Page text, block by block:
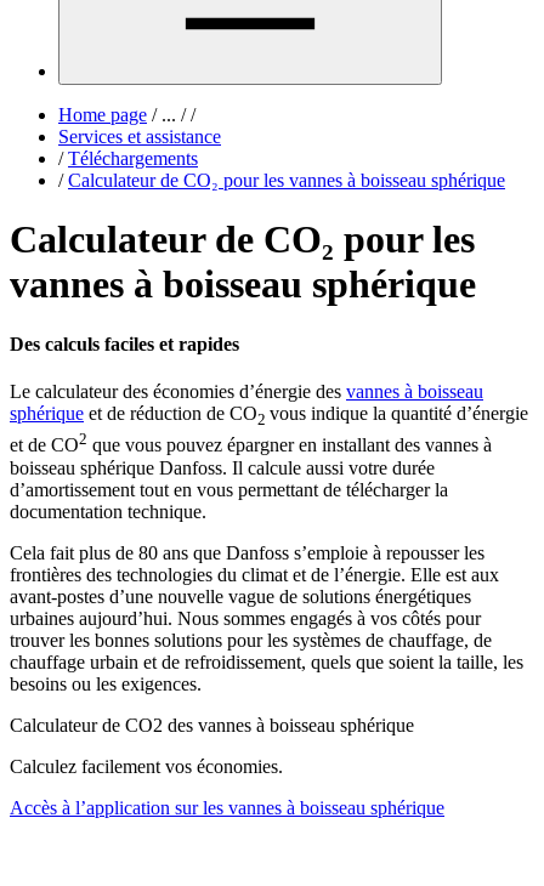
Home page /... / /
Services et assistance
/ Téléchargements
/ Calculateur de CO₂ pour les vannes à boisseau sphérique
Calculateur de CO₂ pour les
vannes à boisseau sphérique
Des calculs faciles et rapides
Le calculateur des économies d’énergie des vannes à boisseau
sphérique et de réduction de CO2 vous indique la quantité d’énergie
et de CO2 que vous pouvez épargner en installant des vannes à
boisseau sphérique Danfoss. Il calcule aussi votre durée
d’amortissement tout en vous permettant de télécharger la
documentation technique.
Cela fait plus de 80 ans que Danfoss s’emploie à repousser les
frontières des technologies du climat et de l’énergie. Elle est aux
avant-postes d’une nouvelle vague de solutions énergétiques
urbaines aujourd’hui. Nous sommes engagés à vos côtés pour
trouver les bonnes solutions pour les systèmes de chauffage, de
chauffage urbain et de refroidissement, quels que soient la taille, les
besoins ou les exigences.
Calculateur de CO2 des vannes à boisseau sphérique
Calculez facilement vos économies.
Accès à l’application sur les vannes à boisseau sphérique